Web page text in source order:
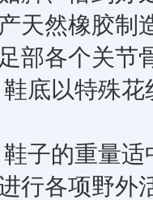
天然橡胶制
部各个关节
以特殊花
的重量适
行各项野外